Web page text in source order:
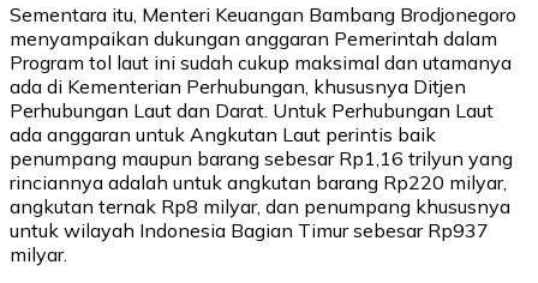
Sementara itu, Menteri Keuangan Bambang Brodjonegoro
menyampaikan dukungan anggaran Pemerintah dalam
Program tol laut ini sudah cukup maksimal dan utamanya
ada di Kementerian Perhubungan, khususnya Ditjen
Perhubungan Laut dan Darat. Untuk Perhubungan Laut
ada anggaran untuk Angkutan Laut perintis baik
penumpang maupun barang sebesar Rp1,16 trilyun yang
rinciannya adalah untuk angkutan barang Rp220 milyar,
angkutan ternak Rp8 milyar, dan penumpang khususnya
untuk wilayah Indonesia Bagian Timur sebesar Rp937
milyar.